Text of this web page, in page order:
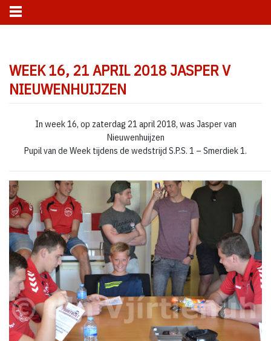
content
WEEK 16, 21 APRIL 2018 JASPER V
NIEUWENHUIJZEN
In week 16, op zaterdag 21 april 2018, was Jasper van
Nieuwenhuijzen
Pupil van de Week tijdens de wedstrijd S.P.S. 1 – Smerdiek 1.